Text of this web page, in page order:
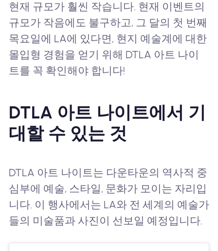
현재 규모가 훨씬 작습니다. 현재 이벤트의
규모가 작음에도 불구하고, 그 달의 첫 번째
목요일에 LA에 있다면, 현지 예술계에 대한
몰입형 경험을 얻기 위해 DTLA 아트 나이
트를 꼭 확인해야 합니다!
DTLA 아트 나이트에서 기
대할 수 있는 것
DTLA 아트 나이트는 다운타운의 역사적 중
심부에 예술, 스타일, 문화가 모이는 자리입
니다. 이 행사에서는 LA와 전 세계의 예술가
들의 미술품과 사진이 선보일 예정입니다.